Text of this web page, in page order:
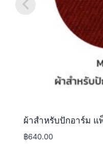
ผ้าสำหรับปักอาร์ม แ
฿640.00